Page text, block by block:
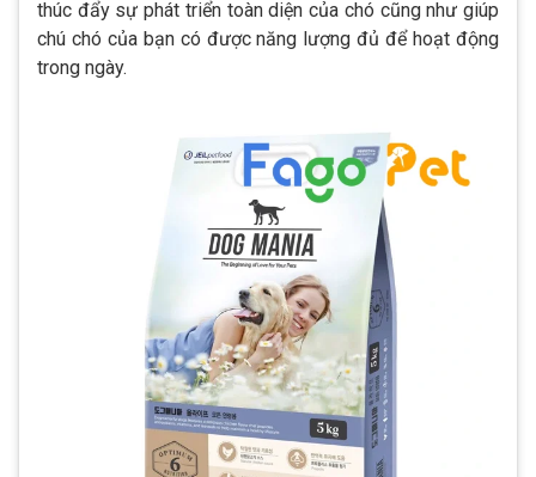
thúc đẩy sự phát triển toàn diện của chó cũng như giúp
chú chó của bạn có được năng lượng đủ để hoạt động
trong ngày.